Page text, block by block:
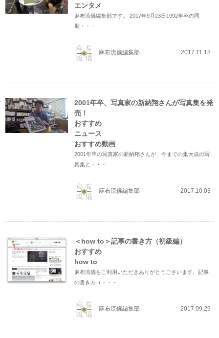
エンタメ
麻布流儀編集部です。 2017年9月23日1992年卒の同
期・・・
麻布流儀編集部 2017.11.18
2001年卒、写真家の新納翔さんが写真集を発
売！
おすすめ
ニュース
おすすめ動画
2001年卒の写真家の新納翔さんが、今までの集大成の写
真集と・・・
麻布流儀編集部 2017.10.03
＜how to＞記事の書き方（初級編）
おすすめ
how to
麻布流儀をご利用いただきありがとうございます。記事
の書き方（・・・
麻布流儀編集部 2017.09.29